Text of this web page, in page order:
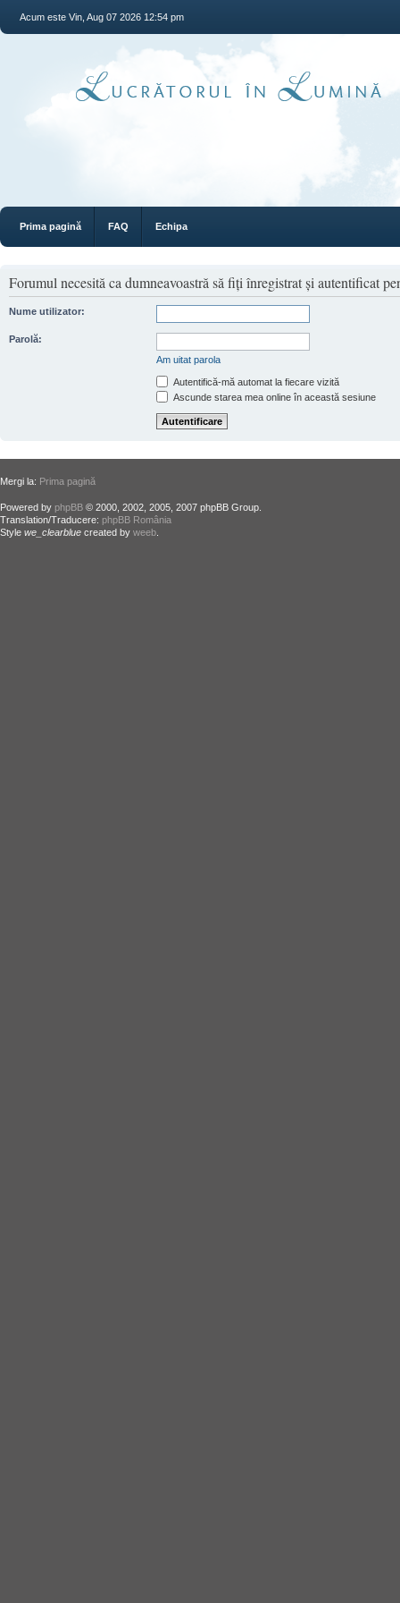
Acum este Vin, Aug 07 2026 12:54 pm
Prima pagină FAQ Echipa
Forumul necesită ca dumneavoastră să fiţi înregistrat şi autentificat
Nume utilizator:
Parolă:
Am uitat parola
Autentifică-mă automat la fiecare vizită
Ascunde starea mea online în această sesiune
Mergi la: Prima pagină
Powered by phpBB © 2000, 2002, 2005, 2007 phpBB Group.
Translation/Traducere: phpBB România
Style we_clearblue created by weeb